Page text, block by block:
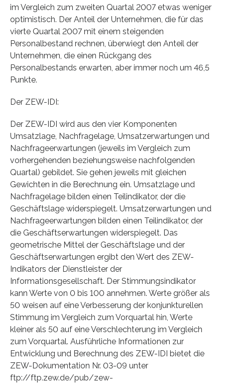
im Vergleich zum zweiten Quartal 2007 etwas weniger
optimistisch. Der Anteil der Unternehmen, die für das
vierte Quartal 2007 mit einem steigenden
Personalbestand rechnen, überwiegt den Anteil der
Unternehmen, die einen Rückgang des
Personalbestands erwarten, aber immer noch um 46,5
Punkte.
Der ZEW-IDI:
Der ZEW-IDI wird aus den vier Komponenten
Umsatzlage, Nachfragelage, Umsatzerwartungen und
Nachfrageerwartungen (jeweils im Vergleich zum
vorhergehenden beziehungsweise nachfolgenden
Quartal) gebildet. Sie gehen jeweils mit gleichen
Gewichten in die Berechnung ein. Umsatzlage und
Nachfragelage bilden einen Teilindikator, der die
Geschäftslage widerspiegelt. Umsatzerwartungen und
Nachfrageerwartungen bilden einen Teilindikator, der
die Geschäftserwartungen widerspiegelt. Das
geometrische Mittel der Geschäftslage und der
Geschäftserwartungen ergibt den Wert des ZEW-
Indikators der Dienstleister der
Informationsgesellschaft. Der Stimmungsindikator
kann Werte von 0 bis 100 annehmen. Werte größer als
50 weisen auf eine Verbesserung der konjunkturellen
Stimmung im Vergleich zum Vorquartal hin, Werte
kleiner als 50 auf eine Verschlechterung im Vergleich
zum Vorquartal. Ausführliche Informationen zur
Entwicklung und Berechnung des ZEW-IDI bietet die
ZEW-Dokumentation Nr. 03-09 unter
ftp://ftp.zew.de/pub/zew-